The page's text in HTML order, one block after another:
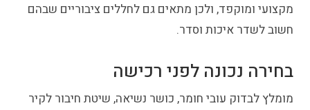
מקצועי ומוקפד, ולכן מתאים גם לחללים ציבוריים שבהם
חשוב לשדר איכות וסדר.
בחירה נכונה לפני רכישה
מומלץ לבדוק עובי חומר, כושר נשיאה, שיטת חיבור לקיר